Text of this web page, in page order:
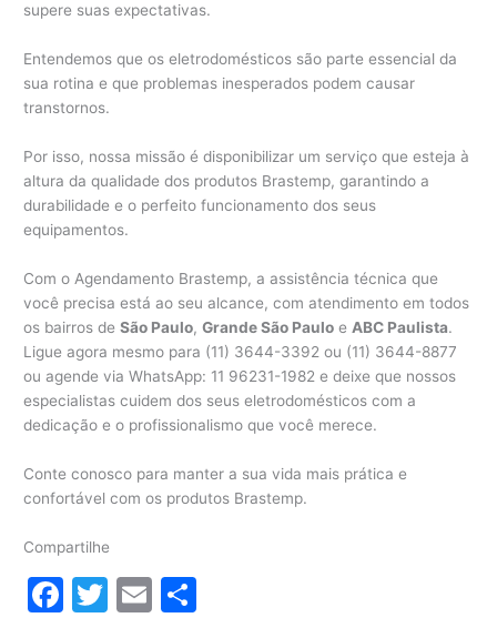
supere suas expectativas.
Entendemos que os eletrodomésticos são parte essencial da
sua rotina e que problemas inesperados podem causar
transtornos.
Por isso, nossa missão é disponibilizar um serviço que esteja à
altura da qualidade dos produtos Brastemp, garantindo a
durabilidade e o perfeito funcionamento dos seus
equipamentos.
Com o Agendamento Brastemp, a assistência técnica que
você precisa está ao seu alcance, com atendimento em todos
os bairros deSão Paulo,Grande São Paulo e ABC Paulista.
Ligue agora mesmo para (11) 3644-3392 ou (11) 3644-8877
ou agende via WhatsApp: 11 96231-1982 e deixe que nossos
especialistas cuidem dos seus eletrodomésticos com a
dedicação e o profissionalismo que você merece.
Conte conosco para manter a sua vida mais prática e
confortável com os produtos Brastemp.
Compartilhe
F
T
E